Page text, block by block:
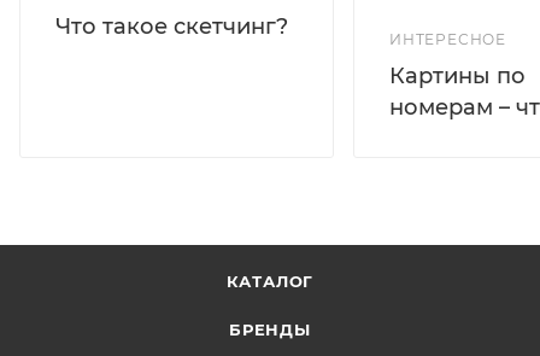
Что такое скетчинг?
ИНТЕРЕСНОЕ
Картины по
номерам –
КАТАЛОГ
БРЕНДЫ